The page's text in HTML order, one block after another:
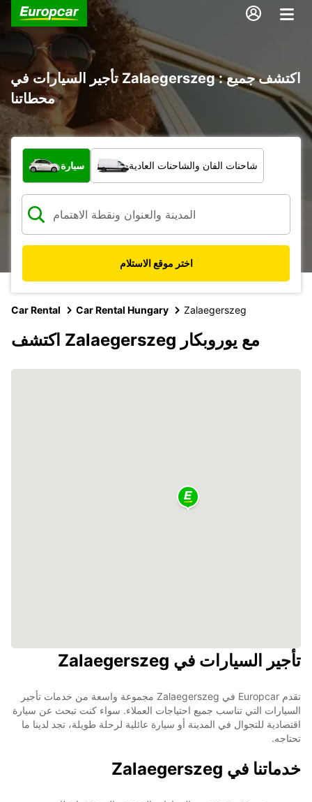
تأجير السيارات في Zalaegerszeg : اكتشف جميع
محطاتنا
ما نوع المركبة؟
سيارة شاحنات الفان والشاحنات العادية
اختر موقع الاستلام
Car Rental Car Rental Hungary Zalaegerszeg
اكتشف Zalaegerszeg مع يوروبكار
تأجير السيارات في Zalaegerszeg
تقدم Europcar في Zalaegerszeg مجموعة واسعة من خدمات تأجير
السيارات التي تناسب جميع احتياجات العملاء. سواء كنت تبحث عن سيارة
اقتصادية للتجوال في المدينة أو سيارة عائلية لرحلة طويلة، تجد لدينا ما
تحتاجه.
خدماتنا في Zalaegerszeg